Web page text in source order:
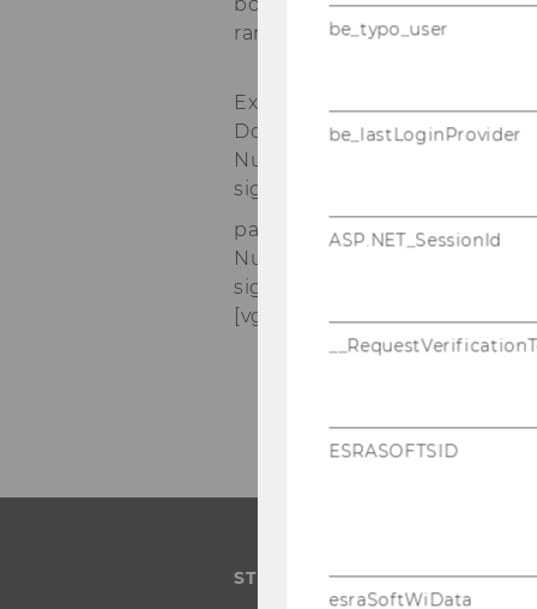
range in­ter­val.
Examp­le:
Do­mestic busi­ness part­ners:
Num­ber range 01, num­ber
sign­ment For­eign busi­ness
part­ners:
Num­ber range 02, num­ber
sign­ment
[vgl. www.sa­p­in­fo.net
STUDIUM
be_typo_user
be_lastLoginProvider
ASP.NET_SessionId
ESRASOFTSID
esraSoftWiData